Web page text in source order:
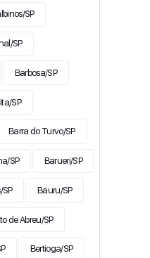
SP
SP
Barbosa/SP
SP
Barra do Turvo/SP
SP Barueri/SP
Bauru/SP
de Abreu/SP
Bertioga/SP